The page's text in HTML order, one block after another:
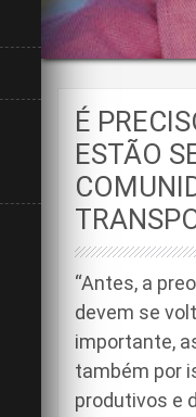
É
ESTÃO
“Antes, a
devem se
importante,
também por
produtivos e